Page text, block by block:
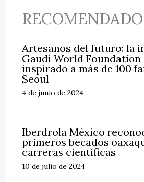
RECOMENDADO
Artesanos del futuro: la
Gaudí World Foundation
inspirado a más de 100
Seoul
4 de junio de 2024
Iberdrola México
primeros becados
carreras científicas
10 de julio de 2024